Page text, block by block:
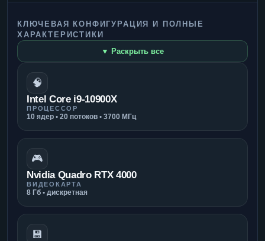
КЛЮЧЕВАЯ КОНФИГУРАЦИЯ И ПОЛНЫЕ
ХАРАКТЕРИСТИКИ
▼ Раскрыть все
🧠
Intel Core i9-10900X
ПРОЦЕССОР
10 ядер • 20 потоков • 3700 МГц
🎮
Nvidia Quadro RTX 4000
ВИДЕОКАРТА
8 Гб • дискретная
💾